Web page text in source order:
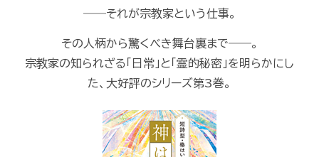
――それが宗教家という仕事。
その人柄から驚くべき舞台裏まで――。
宗教家の知られざる「日常」と「霊的秘密」を明らかにし
た、大好評のシリーズ第3巻。